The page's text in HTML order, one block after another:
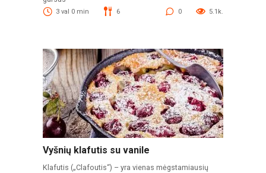
3 val 0 min 6 0 5.1k.
Vyšnių klafutis su vanile
Klafutis („Clafoutis“) – yra vienas mėgstamiausių